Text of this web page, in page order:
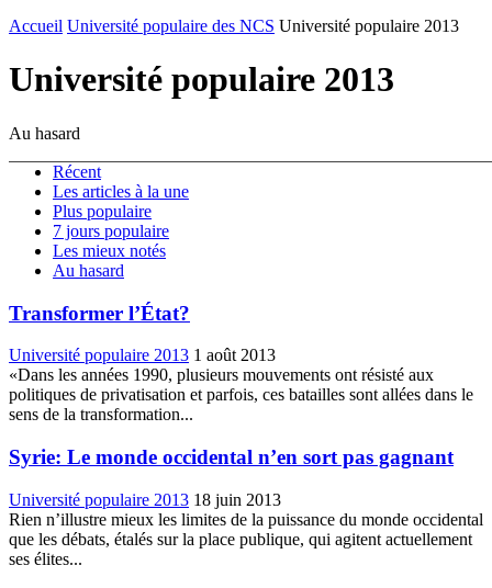
Accueil Université populaire des NCS Université populaire 2013
Université populaire 2013
Au hasard
Récent
Les articles à la une
Plus populaire
7 jours populaire
Les mieux notés
Au hasard
Transformer l’État?
Université populaire 2013 1 août 2013
«Dans les années 1990, plusieurs mouvements ont résisté aux
politiques de privatisation et parfois, ces batailles sont allées dans le
sens de la transformation...
Syrie: Le monde occidental n’en sort pas gagnant
Université populaire 2013 18 juin 2013
Rien n’illustre mieux les limites de la puissance du monde occidental
que les débats, étalés sur la place publique, qui agitent actuellement
ses élites...